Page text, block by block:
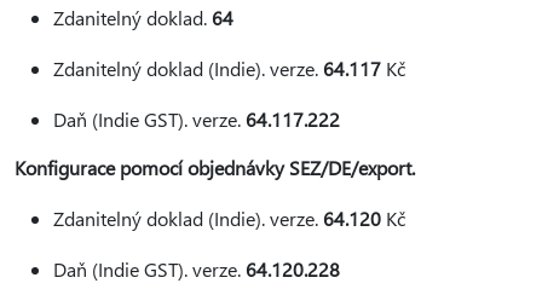
Zdanitelný doklad. 64
Zdanitelný doklad (Indie). verze. 64.117 Kč
Daň (Indie GST). verze. 64.117.222
Konfigurace pomocí objednávky SEZ/DE/export.
Zdanitelný doklad (Indie). verze. 64.120 Kč
Daň (Indie GST). verze. 64.120.228